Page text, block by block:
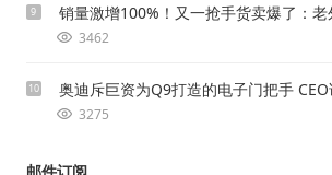
9 销量激增100%！又一抢手货卖爆了：
3462
10 奥迪斥巨资为Q9打造的电子门把手
3275